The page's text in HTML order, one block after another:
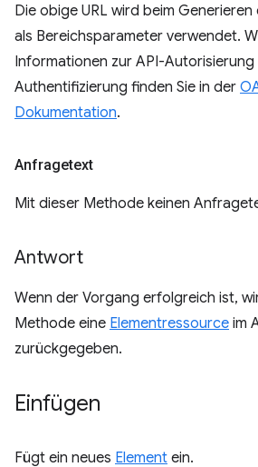
Die obige URL wird beim
als Bereichsparameter verwendet.
Informationen zur API-Autorisierung
Authentifizierung finden Sie in der
Dokumentation.
Anfragetext
Mit dieser Methode keinen
Antwort
Wenn der Vorgang erfolgreich ist,
Methode eine Elementressource im
zurückgegeben.
Einfügen
Fügt ein neues Element ein.